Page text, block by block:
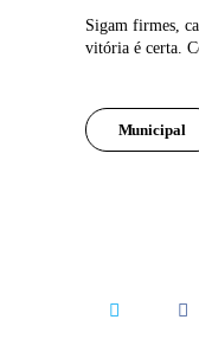
Sigam firmes,
vitória é certa.
Municipal